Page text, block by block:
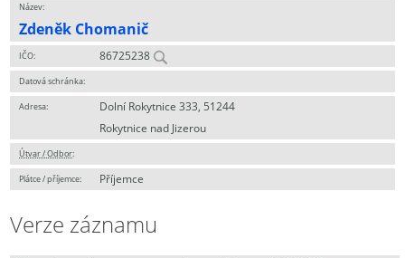
Název:
Zdeněk Chomanič
IČO: 86725238
Datová schránka:
Adresa:
Dolní Rokytnice 333, 51244
Rokytnice nad Jizerou
Útvar / Odbor:
Plátce / příjemce: Příjemce
Verze záznamu